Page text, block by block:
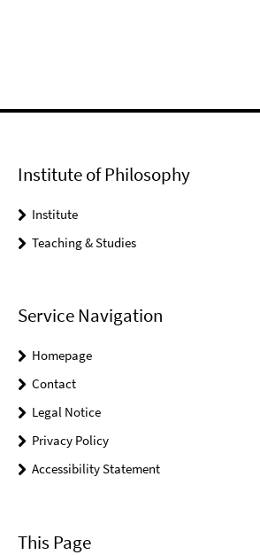
Institute of Philosophy
Institute
Teaching & Studies
Service Navigation
Homepage
Contact
Legal Notice
Privacy Policy
Accessibility Statement
This Page